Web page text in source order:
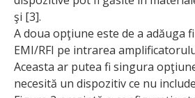
şi [3].
A doua opţiune este de a adăuga
EMI/RFI pe intrarea
Aceasta ar putea fi singura
necesită un dispozitiv ce nu